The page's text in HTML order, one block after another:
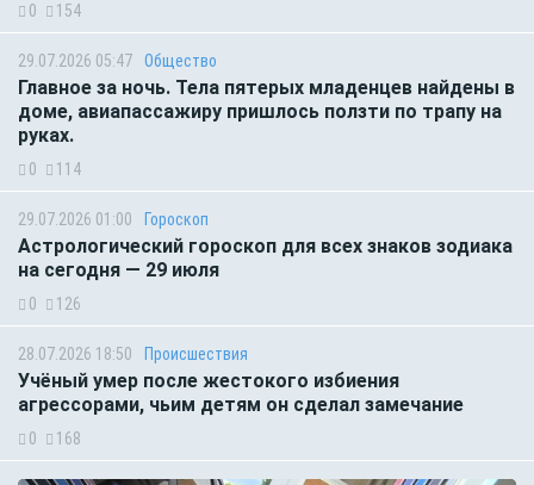
0 154
29.07.2026 05:47 Общество
Главное за ночь. Тела пятерых младенцев найдены в
доме, авиапассажиру пришлось ползти по трапу на
руках.
0 114
29.07.2026 01:00 Гороскоп
Астрологический гороскоп для всех знаков зодиака
на сегодня — 29 июля
0 126
28.07.2026 18:50 Происшествия
Учёный умер после жестокого избиения
агрессорами, чьим детям он сделал замечание
0 168